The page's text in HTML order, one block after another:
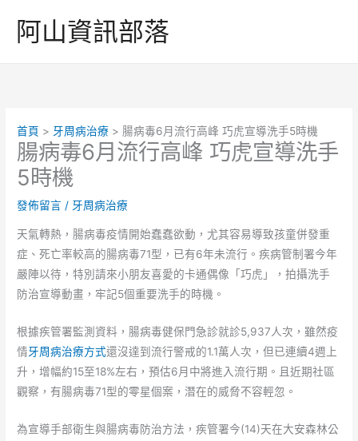
阿山資訊部落
首頁 牙周病治療 腸病毒6月流行高峰 巧虎宣導洗手5時機
腸病毒6月流行高峰 巧虎宣導洗手
5時機
發佈留言 / 牙周病治療
天氣轉熱，腸病毒疫情開始蠢蠢欲動，尤其容易導致孩童併發重
症、死亡率較高的腸病毒71型，已有6年未流行。疾病管制署今年
嚴陣以待，特別請來小朋友喜愛的卡通偶像「巧虎」，拍攝洗手
防治宣導動畫，牢記5個重要洗手的時機。
根據疾管署監測資料，腸病毒健保門急診就診5,937人次，雖然疫
情牙周病治療方式還沒達到流行警戒的1.1萬人次，但已連續4週上
升，增幅約15至18%左右，預估6月中將進入流行期。且近期社區
觀察，有腸病毒71型的零星個案，潛在的威脅不容輕忽。
為宣導手部衛生與腸病毒防治方法，疾管署今(14)天在大安森林公